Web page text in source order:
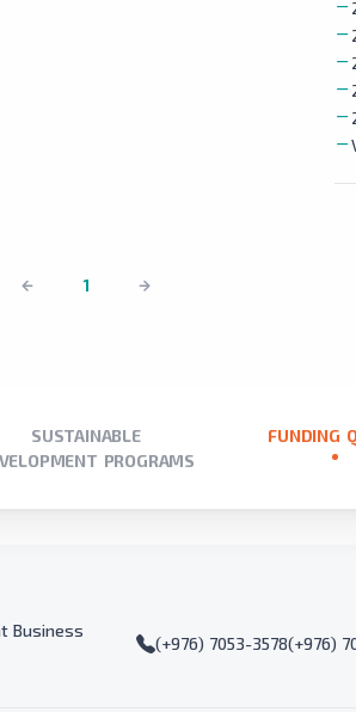
1
SUSTAINABLE
PROGRAMS
FUNDING
Business
(+976) 7053-3578(+976)